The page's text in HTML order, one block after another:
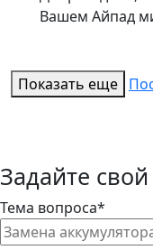
Вашем Айпад
Показать еще
Задайте
Тема вопроса*